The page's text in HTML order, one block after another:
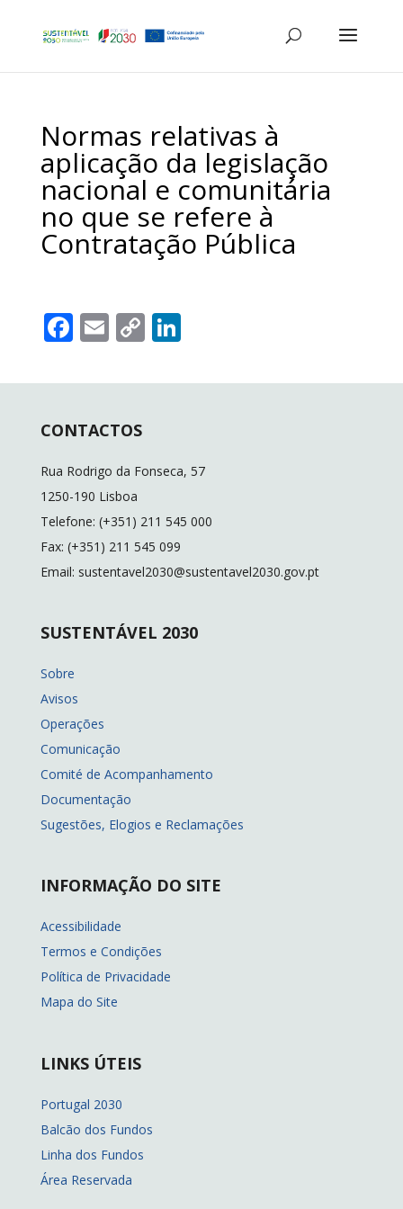
Normas relativas à
aplicação da legislação
nacional e comunitária
no que se refere à
Contratação Pública
F
e
o
o
k
E
ai
C
p
n
Li
k
n
CONTACTOS
Rua Rodrigo da Fonseca, 57
1250-190 Lisboa
Telefone: (+351) 211 545 000
Fax: (+351) 211 545 099
Email: sustentavel2030@sustentavel2030.gov.pt
SUSTENTÁVEL 2030
Sobre
Avisos
Operações
Comunicação
Comité de Acompanhamento
Documentação
Sugestões, Elogios e Reclamações
INFORMAÇÃO DO SITE
Acessibilidade
Termos e Condições
Política de Privacidade
Mapa do Site
LINKS ÚTEIS
Portugal 2030
Balcão dos Fundos
Linha dos Fundos
Área Reservada